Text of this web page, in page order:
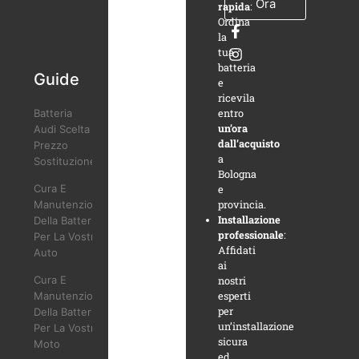
rapida:
Ordina
la
tua
batteria
e
ricevila
entro
un’ora
dall’acquisto
a
Bologna
e
provincia.
Installazione
professionale:
Affidati
ai
nostri
esperti
per
un’installazione
sicura
Ora
Guide
Batteria
Audi Scelta
Prezzo
Sostituzione
Cura E
Manutenzione
Della Batteria
Per La Vostra
Auto
Cura E
Manutenzione
Della Batteria
Per La Vostra
Moto